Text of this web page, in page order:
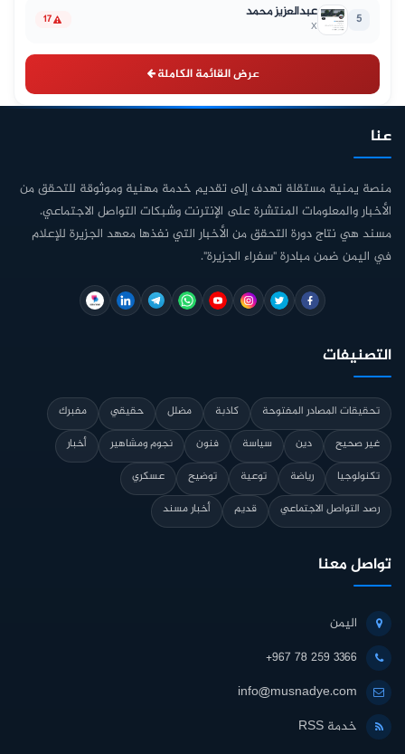
5 عبدالعزيز محمد
X
17
عرض القائمة الكاملة
عنا
منصة يمنية مستقلة تهدف إلى تقديم خدمة مهنية وموثوقة للتحقق من
الأخبار والمعلومات المنتشرة على الإنترنت وشبكات التواصل الاجتماعي.
مسند هي نتاج دورة التحقق من الأخبار التي نفذها معهد الجزيرة للإعلام
في اليمن ضمن مبادرة "سفراء الجزيرة".
التصنيفات
تحقيقات المصادر المفتوحة كاذبة مضلل حقيقي
مفبرك
غير صحيح
دين سياسة فنون نجوم ومشاهير
أخبار
تكنولوجيا
رياضة توعية توضيح
عسكري
رصد التواصل الاجتماعي
قديم أخبار مسند
تواصل معنا
اليمن
+967 78 259 3366
info@musnadye.com
خدمة RSS